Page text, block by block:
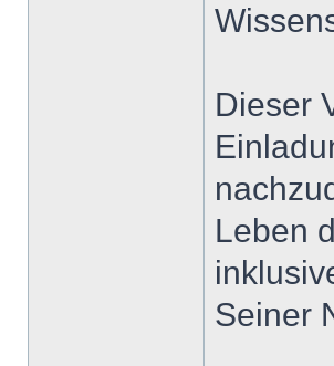
Dieser
Leben
Seiner